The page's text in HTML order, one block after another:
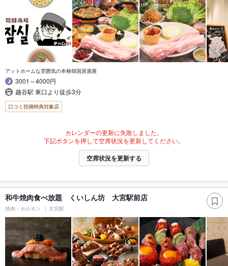
アットホームな雰囲気の本格韓国居酒屋
3001～4000円
越谷駅 東口より徒歩3分
口コミ投稿特典対象店
カレンダーの更新に失敗しました。
下記ボタンを押して空席状況を更新してください。
空席状況を更新する
和牛焼肉食べ放題 くいしん坊 大宮駅前店
焼肉・ホルモン 大宮駅